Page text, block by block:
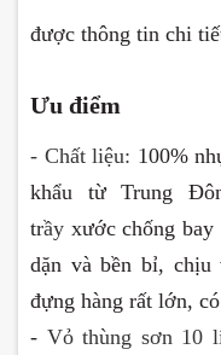
được thông tin chi
Ưu điểm
- Chất liệu: 100%
khẩu từ Trung
trầy xước chống
dặn và bền bỉ, chịu
đựng hàng rất lớn,
- Vỏ thùng sơn 10